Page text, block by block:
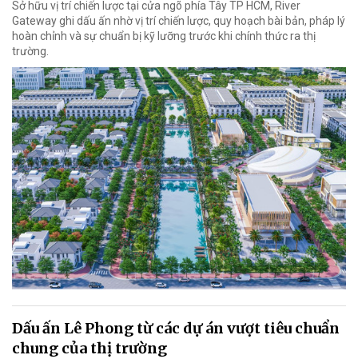
Sở hữu vị trí chiến lược tại cửa ngõ phía Tây TP HCM, River
Gateway ghi dấu ấn nhờ vị trí chiến lược, quy hoạch bài bản, pháp lý
hoàn chỉnh và sự chuẩn bị kỹ lưỡng trước khi chính thức ra thị
trường.
Dấu ấn Lê Phong từ các dự án vượt tiêu chuẩn
chung của thị trường